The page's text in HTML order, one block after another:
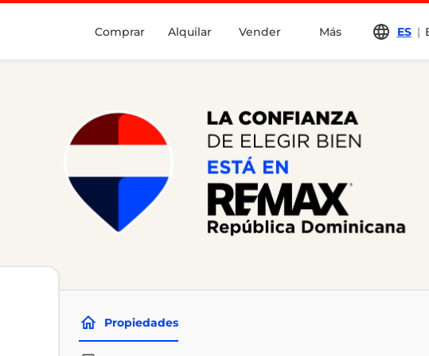
Comprar Alquilar Vender Más ES |
Propiedades